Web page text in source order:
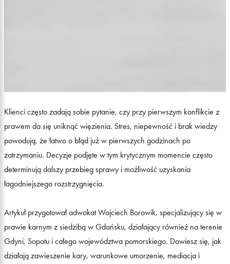
Klienci często zadają sobie pytanie, czy przy pierwszym konflikcie z
prawem da się uniknąć więzienia. Stres, niepewność i brak wiedzy
powodują, że łatwo o błąd już w pierwszych godzinach po
zatrzymaniu. Decyzje podjęte w tym krytycznym momencie często
determinują dalszy przebieg sprawy i możliwość uzyskania
łagodniejszego rozstrzygnięcia.
Artykuł przygotował adwokat Wojciech Borowik, specjalizujący się w
prawie karnym z siedzibą w Gdańsku, działający również na terenie
Gdyni, Sopotu i całego województwa pomorskiego. Dowiesz się, jak
działają zawieszenie kary, warunkowe umorzenie, mediacja i